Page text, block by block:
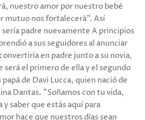
nuestro amor por nuestro bebé
mutuo nos fortalecerá". Así
padre nuevamente A principios
a sus seguidores al anunciar
en padre junto a su novia,
será el primero de ella y el segundo
de Davi Lucca, quien nació de
Dantas. "Soñamos con tu vida,
saber que estás aquí para
hace que nuestros días sean